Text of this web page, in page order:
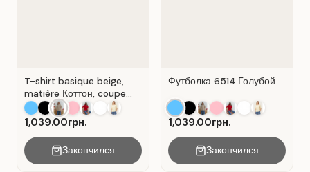
T-shirt basique beige,
matière Коттон, coupe
droite. Beige .
1,039.00грн.
Закончился
Футболка 6514 Голубой
1,039.00грн.
Закончился